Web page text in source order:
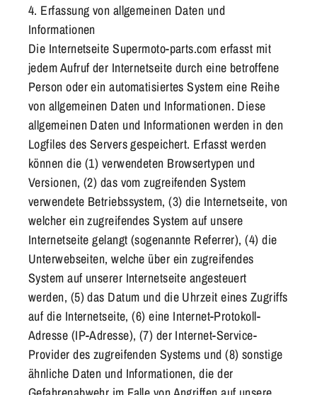
4. Erfassung von allgemeinen Daten und
Informationen
Die Internetseite Supermoto-parts.com erfasst mit
jedem Aufruf der Internetseite durch eine betroffene
Person oder ein automatisiertes System eine Reihe
von allgemeinen Daten und Informationen. Diese
allgemeinen Daten und Informationen werden in den
Logfiles des Servers gespeichert. Erfasst werden
können die (1) verwendeten Browsertypen und
Versionen, (2) das vom zugreifenden System
verwendete Betriebssystem, (3) die Internetseite, von
welcher ein zugreifendes System auf unsere
Internetseite gelangt (sogenannte Referrer), (4) die
Unterwebseiten, welche über ein zugreifendes
System auf unserer Internetseite angesteuert
werden, (5) das Datum und die Uhrzeit eines Zugriffs
auf die Internetseite, (6) eine Internet-Protokoll-
Adresse (IP-Adresse), (7) der Internet-Service-
Provider des zugreifenden Systems und (8) sonstige
ähnliche Daten und Informationen, die der